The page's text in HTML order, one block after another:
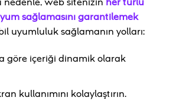
sağlamasını garantilemek
uyumluluk sağlamanın yolları:
göre içeriği dinamik olarak
kullanımını kolaylaştırın.